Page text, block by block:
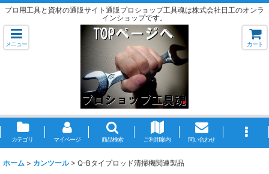
プロ用工具と資材の通販サイト通販プロショップ工具魂は株式会社日工のオンラ
インショップです。
メニュー カート
カテゴリ マイページ 商品検索 ご利用案内 問い合わせ
ホーム > カンツール > Q-Bタイプロッド清掃機関連製品